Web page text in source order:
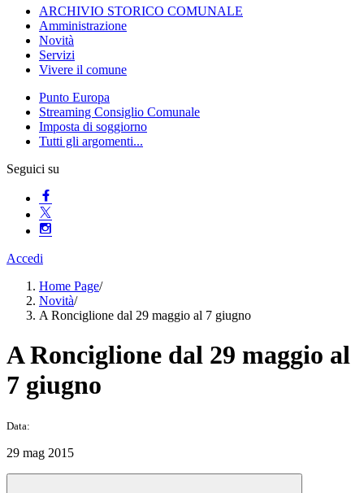
ARCHIVIO STORICO COMUNALE
Amministrazione
Novità
Servizi
Vivere il comune
Punto Europa
Streaming Consiglio Comunale
Imposta di soggiorno
Tutti gli argomenti...
Seguici su
Accedi
Home Page/
Novità/
A Ronciglione dal 29 maggio al 7 giugno
A Ronciglione dal 29 maggio al
7 giugno
Data:
29 mag 2015